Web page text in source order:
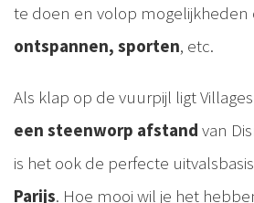
te doen en volop mogelijkheden
ontspannen, sporten, etc.
Als klap op de vuurpijl ligt
een steenworp afstand van
is het ook de perfecte
Parijs. Hoe mooi wil je het